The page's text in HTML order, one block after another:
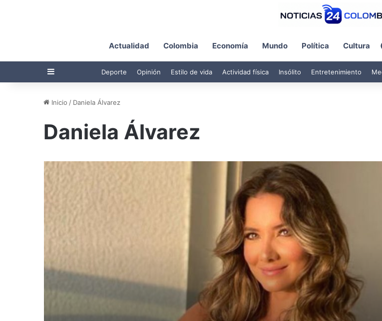
Actualidad Colombia Economía Mundo Política Cultura
Barra lateral Deporte Opinión Estilo de vida Actividad física Insólito Entretenimiento
Inicio / Daniela Álvarez
Daniela Álvarez